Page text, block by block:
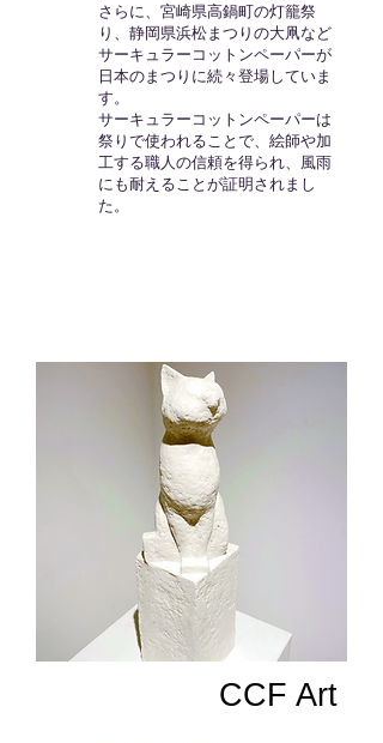
さらに、宮崎県高鍋町の灯籠祭
り、静岡県浜松まつりの大凧など
サーキュラーコットンペーパーが
日本のまつりに続々登場していま
す。
サーキュラーコットンペーパーは
祭りで使われることで、絵師や加
工する職人の信頼を得られ、風雨
にも耐えることが証明されまし
た。
CCF Art